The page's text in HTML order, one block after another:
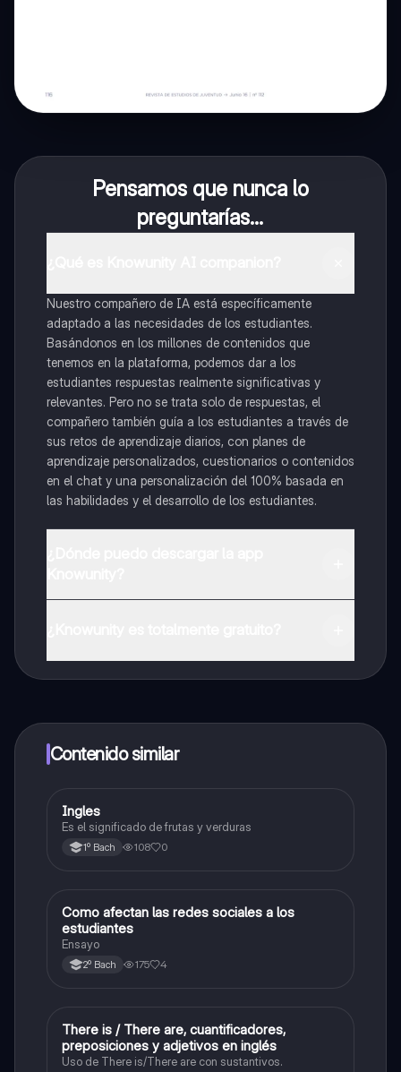
Pensamos que nunca lo
preguntarías...
Nuestro compañero de IA está específicamente
adaptado a las necesidades de los estudiantes.
Basándonos en los millones de contenidos que
tenemos en la plataforma, podemos dar a los
estudiantes respuestas realmente significativas y
relevantes. Pero no se trata solo de respuestas, el
compañero también guía a los estudiantes a través de
sus retos de aprendizaje diarios, con planes de
aprendizaje personalizados, cuestionarios o contenidos
en el chat y una personalización del 100% basada en
las habilidades y el desarrollo de los estudiantes.
a determinadas funciones.
Contenido similar
Inglés
Ingles
Es el significado de frutas y verduras
1º Bach 108 0
Taller de lectura y redacción
Como afectan las redes sociales a los
estudiantes
Ensayo
2º Bach 175 4
Inglés
There is / There are, cuantificadores,
preposiciones y adjetivos en inglés
Uso de There is/There are con sustantivos.